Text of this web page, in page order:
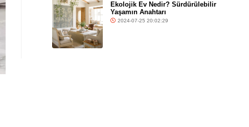
Ekolojik Ev Nedir? Sürdürülebilir
Yaşamın Anahtarı
2024-07-25 20:02:29